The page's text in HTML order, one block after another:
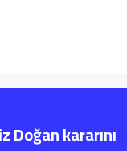
Doğan kararını